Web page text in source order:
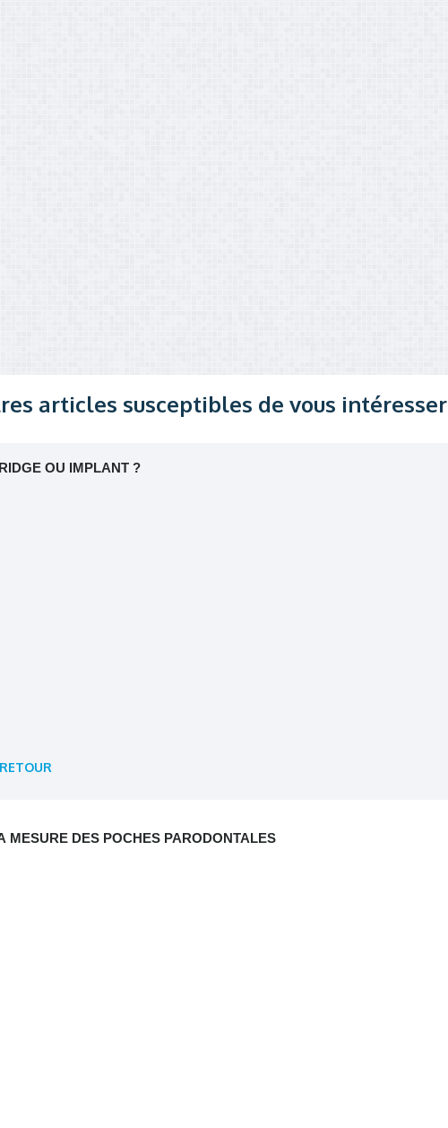
articles susceptibles de vous intéresser
OU IMPLANT ?
MESURE DES POCHES PARODONTALES